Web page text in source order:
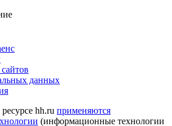
данных
hh.ru применяются
(информационные технологии